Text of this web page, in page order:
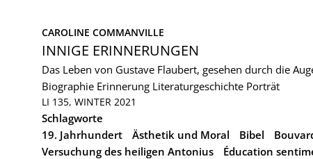
CAROLINE COMMANVILLE
INNIGE ERINNERUNGEN
Das Leben von Gustave Flaubert, gesehen durch die
Biographie Erinnerung Literaturgeschichte Porträt
LI 135, WINTER 2021
Schlagworte
19. Jahrhundert
Ästhetik und Moral Bibel
Versuchung des heiligen Antonius
Éducation